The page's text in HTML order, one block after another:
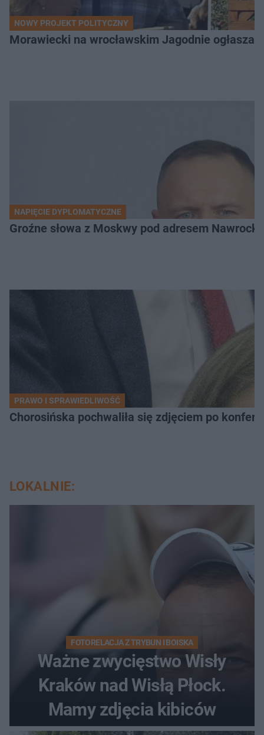
NOWY PROJEKT POLITYCZNY
Morawiecki na wrocławskim Jagodnie ogłasza
NAPIĘCIE DYPLOMATYCZNE
Groźne słowa z Moskwy pod adresem
PRAWO I SPRAWIEDLIWOŚĆ
Chorosińska pochwaliła się zdjęciem po
LOKALNIE:
FOTORELACJA Z TRYBUN I BOISKA
Ważne zwycięstwo Wisły
Kraków nad Wisłą Płock.
Mamy zdjęcia kibiców